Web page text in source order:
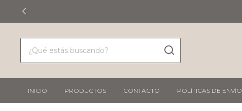
INICIO PRODUCTOS CONTACTO POLÍTICAS DE ENVÍO